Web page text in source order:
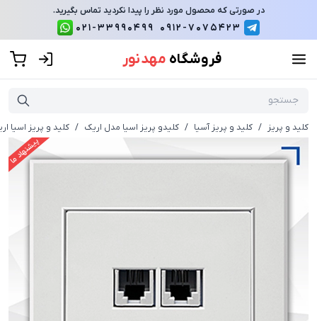
در صورتی که محصول مورد نظر را پیدا نکردید تماس بگیرید.
0912-7075423
021-33990499
فروشگاه مهد نور
کلید و پریز / کلید و پریز آسیا / کلیدو پریز اسیا مدل اریک / کلید و پریز اسیا
پیشنهاد ما